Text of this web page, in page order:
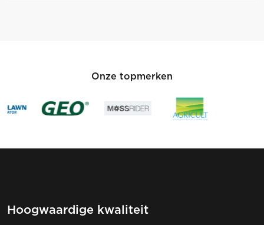
Onze topmerken
Hoogwaardige kwaliteit